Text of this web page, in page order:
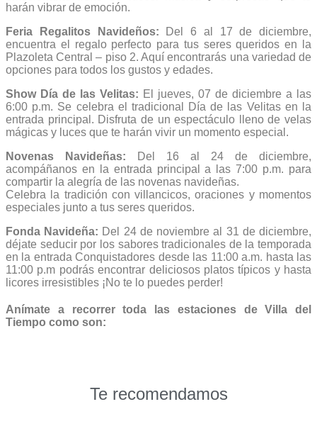
harán vibrar de emoción.
Feria Regalitos Navideños: Del 6 al 17 de diciembre,
encuentra el regalo perfecto para tus seres queridos en la
Plazoleta Central – piso 2. Aquí encontrarás una variedad de
opciones para todos los gustos y edades.
Show Día de las Velitas: El jueves, 07 de diciembre a las
6:00 p.m. Se celebra el tradicional Día de las Velitas en la
entrada principal. Disfruta de un espectáculo lleno de velas
mágicas y luces que te harán vivir un momento especial.
Novenas Navideñas: Del 16 al 24 de diciembre,
acompáñanos en la entrada principal a las 7:00 p.m. para
compartir la alegría de las novenas navideñas.
Celebra la tradición con villancicos, oraciones y momentos
especiales junto a tus seres queridos.
Fonda Navideña: Del 24 de noviembre al 31 de diciembre,
déjate seducir por los sabores tradicionales de la temporada
en la entrada Conquistadores desde las 11:00 a.m. hasta las
11:00 p.m podrás encontrar deliciosos platos típicos y hasta
licores irresistibles ¡No te lo puedes perder!
Anímate a recorrer toda las estaciones de Villa del
Tiempo como son:
Te recomendamos